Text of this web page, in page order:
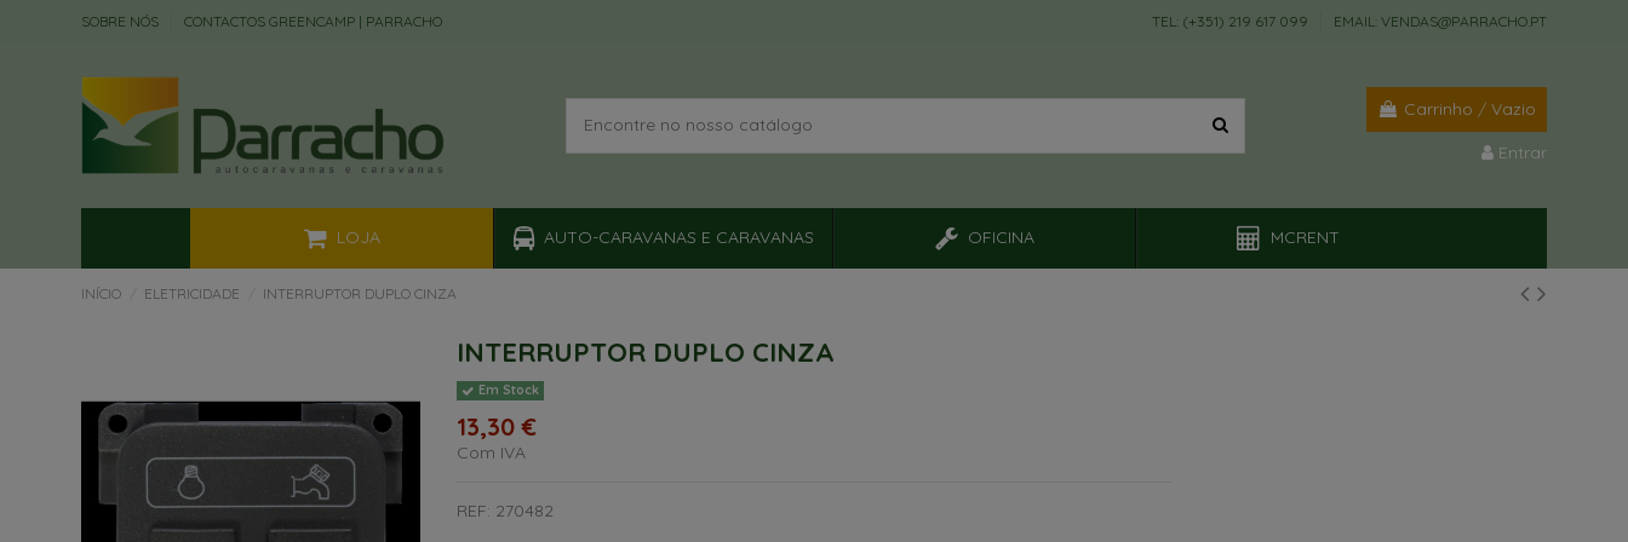
SOBRE NÓS CONTACTOS GREENCAMP | PARRACHO TEL: (+351) 219 617 099 EMAIL: VENDAS@PARRACHO.PT
Carrinho / Vazio
Entrar
LOJA AUTO-CARAVANAS E CARAVANAS OFICINA MCRENT
INÍCIO ELETRICIDADE INTERRUPTOR DUPLO CINZA
INTERRUPTOR DUPLO CINZA
Em Stock
13,30 €
Com IVA
REF: 270482